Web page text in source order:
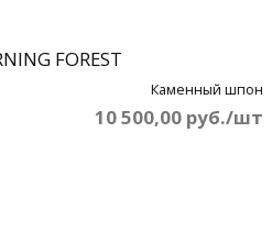
FOREST
Каменный шпон
10 500,00 руб./шт